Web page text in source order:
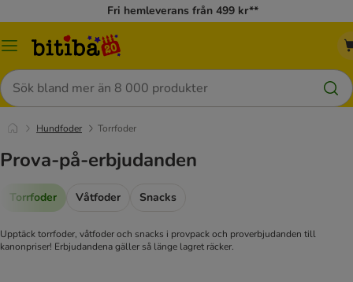
Fri hemleverans från 499 kr**
Meny
Sök
Hundfoder Torrfoder
Prova-på-erbjudanden
Torrfoder Våtfoder Snacks
Upptäck torrfoder, våtfoder och snacks i provpack och proverbjudanden till
kanonpriser! Erbjudandena gäller så länge lagret räcker.